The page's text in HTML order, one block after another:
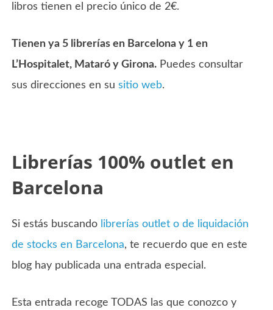
libros tienen el precio único de 2€.
Tienen ya 5 librerías en Barcelona y 1 en
L’Hospitalet, Mataró y Girona. Puedes consultar
sus direcciones en susitio web.
Librerías 100% outlet en
Barcelona
Si estás buscando librerías outlet o de liquidación
de stocks en Barcelona, te recuerdo que en este
blog hay publicada una entrada especial.
Esta entrada recoge TODAS las que conozco y